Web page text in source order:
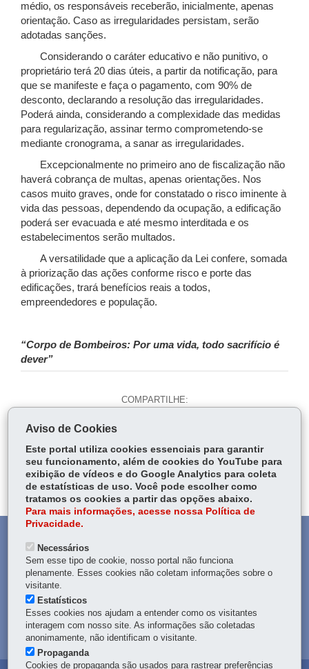
médio, os responsáveis receberão, inicialmente, apenas
orientação. Caso as irregularidades persistam, serão
adotadas sanções.
Considerando o caráter educativo e não punitivo, o
proprietário terá 20 dias úteis, a partir da notificação, para
que se manifeste e faça o pagamento, com 90% de
desconto, declarando a resolução das irregularidades.
Poderá ainda, considerando a complexidade das medidas
para regularização, assinar termo comprometendo-se
mediante cronograma, a sanar as irregularidades.
Excepcionalmente no primeiro ano de fiscalização não
haverá cobrança de multas, apenas orientações. Nos
casos muito graves, onde for constatado o risco iminente à
vida das pessoas, dependendo da ocupação, a edificação
poderá ser evacuada e até mesmo interditada e os
estabelecimentos serão multados.
A versatilidade que a aplicação da Lei confere, somada
à priorização das ações conforme risco e porte das
edificações, trará benefícios reais a todos,
empreendedores e população.
“Corpo de Bombeiros: Por uma vida, todo sacrifício é
dever”
COMPARTILHE:
bo
ok
Tw
itt
er
ts
Ap
p
Voltar Início Imprimir Baixar
MAPA DO SITE
OUVIDORIA
TRANSPARÊNCIA INSTITUCIONAL
Aviso de Cookies
Este portal utiliza cookies essenciais para garantir
seu funcionamento, além de cookies do YouTube para
exibição de vídeos e do Google Analytics para coleta
de estatísticas de uso. Você pode escolher como
tratamos os cookies a partir das opções abaixo.
Para mais informações, acesse nossa Política de
Privacidade.
Necessários
Sem esse tipo de cookie, nosso portal não funciona
plenamente. Esses cookies não coletam informações sobre o
visitante.
Estatísticos
Esses cookies nos ajudam a entender como os visitantes
interagem com nosso site. As informações são coletadas
anonimamente, não identificam o visitante.
Propaganda
Cookies de propaganda são usados para rastrear preferências